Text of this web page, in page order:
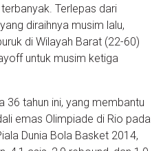
Terlepas dari
diraihnya musim lalu,
di Wilayah Barat (22-60)
untuk musim ketiga
36 tahun ini, yang membantu
emas Olimpiade di Rio pada
Dunia Bola Basket 2014,